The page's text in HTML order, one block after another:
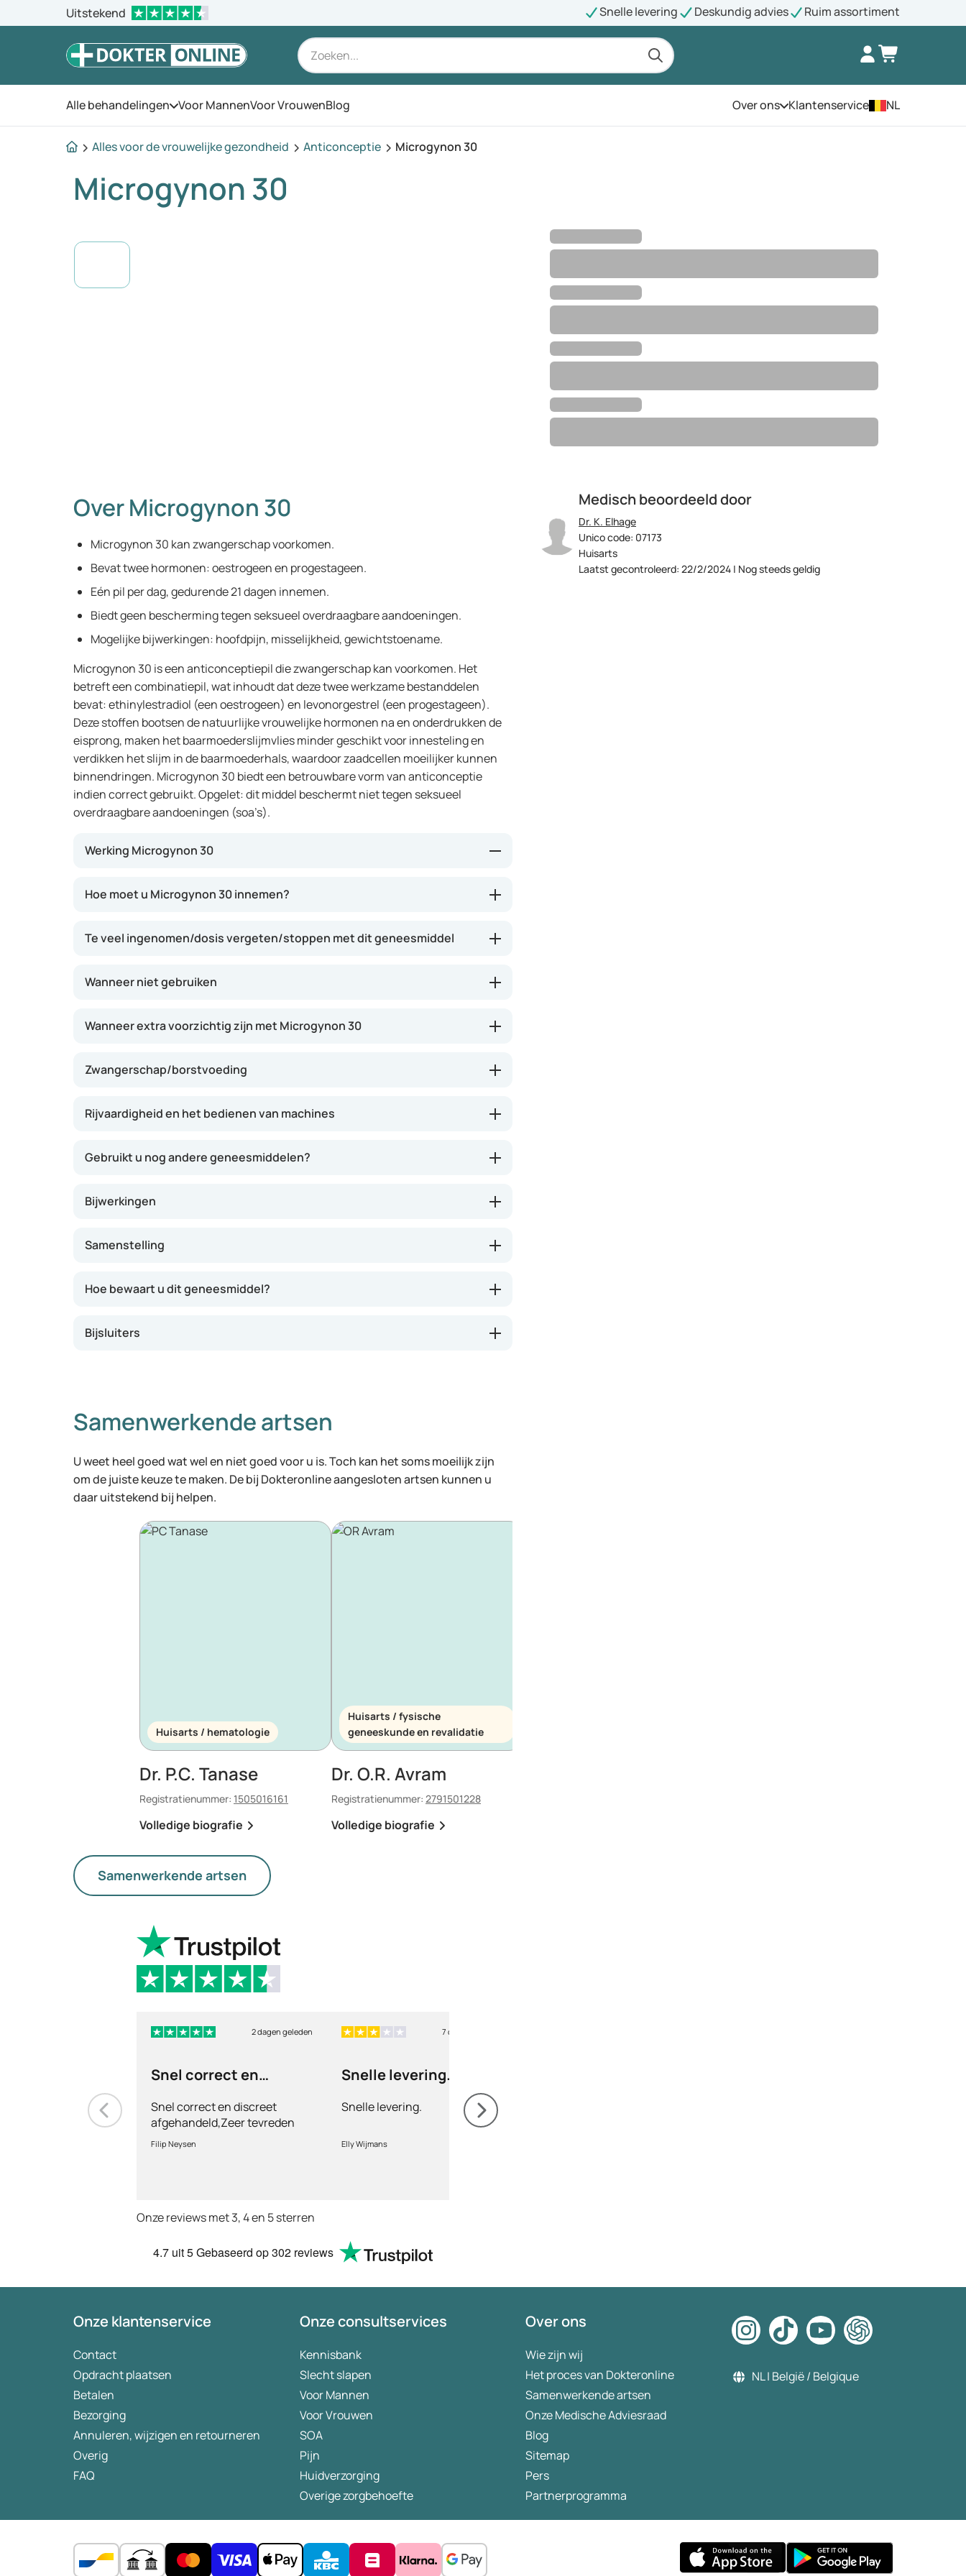
Uitstekend Snelle levering Deskundig advies Ruim assortiment
Alle behandelingen Open het menu
Voor MannenVoor VrouwenBlog Over onsOpen het menu
Klantenservice NL
Alles voor de vrouwelijke gezondheid Anticonceptie Microgynon 30
Microgynon 30
Medisch beoordeeld door
Dr. K. Elhage
Unico code: 07173
Huisarts
Laatst gecontroleerd: 22/2/2024 | Nog steeds geldig
Over Microgynon 30
Microgynon 30 kan zwangerschap voorkomen.
Bevat twee hormonen: oestrogeen en progestageen.
Eén pil per dag, gedurende 21 dagen innemen.
Biedt geen bescherming tegen seksueel overdraagbare aandoeningen.
Mogelijke bijwerkingen: hoofdpijn, misselijkheid, gewichtstoename.
Microgynon 30 is een anticonceptiepil die zwangerschap kan voorkomen. Het
betreft een combinatiepil, wat inhoudt dat deze twee werkzame bestanddelen
bevat: ethinylestradiol (een oestrogeen) en levonorgestrel (een progestageen).
Deze stoffen bootsen de natuurlijke vrouwelijke hormonen na en onderdrukken de
eisprong, maken het baarmoederslijmvlies minder geschikt voor innesteling en
verdikken het slijm in de baarmoederhals, waardoor zaadcellen moeilijker kunnen
binnendringen. Microgynon 30 biedt een betrouwbare vorm van anticonceptie
indien correct gebruikt. Opgelet: dit middel beschermt niet tegen seksueel
overdraagbare aandoeningen (soa’s).
Werking Microgynon 30
eisprong, maakt het baarmoederslijmvlies minder geschikt voor een bevruchte
baarmoeder bereiken. Bij correct gebruik biedt het een zeer betrouwbare
Hoe moet u Microgynon 30 innemen?
Te veel ingenomen/dosis vergeten/stoppen met dit geneesmiddel
Wanneer niet gebruiken
Wanneer extra voorzichtig zijn met Microgynon 30
Zwangerschap/borstvoeding
Rijvaardigheid en het bedienen van machines
Gebruikt u nog andere geneesmiddelen?
Bijwerkingen
Samenstelling
Hoe bewaart u dit geneesmiddel?
Bijsluiters
Samenwerkende artsen
U weet heel goed wat wel en niet goed voor u is. Toch kan het soms moeilijk zijn
om de juiste keuze te maken. De bij Dokteronline aangesloten artsen kunnen u
daar uitstekend bij helpen.
Huisarts / hematologie
Dr. P.C. Tanase
Registratienummer: 1505016161
Volledige biografie
Huisarts / fysische
geneeskunde en revalidatie
Dr. O.R. Avram
Registratienummer: 2791501228
Volledige biografie
Samenwerkende artsen
2 dagen geleden
Snel correct en
Snel correct en discreet
afgehandeld,Zeer tevreden
met de service en patiënt
vriendelijkheid.Vermoedelijk
Filip Neysen
7 dagen geleden
Snelle levering.
Snelle levering.
Elly Wijmans
Onze reviews met 3, 4 en 5 sterren
4.7uit 5Gebaseerd op302 reviews
Onze klantenservice
Contact
Opdracht plaatsen
Betalen
Bezorging
Annuleren, wijzigen en retourneren
Overig
FAQ
Onze consultservices
Kennisbank
Slecht slapen
Voor Mannen
Voor Vrouwen
SOA
Pijn
Huidverzorging
Overige zorgbehoefte
Over ons
Wie zijn wij
Het proces van Dokteronline
Samenwerkende artsen
Onze Medische Adviesraad
Blog
Sitemap
Pers
Partnerprogramma
NL | België / Belgique